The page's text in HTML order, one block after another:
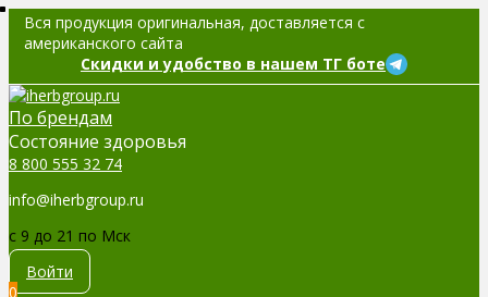
Вся продукция оригинальная, доставляется с
американского сайта
Скидки и удобство в нашем ТГ боте
По брендам
Cостояние здоровья
8 800 555 32 74
info@iherbgroup.ru
c 9 до 21 по Мск
Войти
0